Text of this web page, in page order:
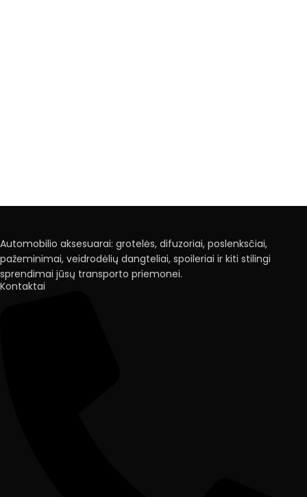
Automobilio aksesuarai: grotelės, difuzoriai, poslenksčiai,
pažeminimai, veidrodėlių dangteliai, spoileriai ir kiti stilingi
sprendimai jūsų transporto priemonei.
Kontaktai